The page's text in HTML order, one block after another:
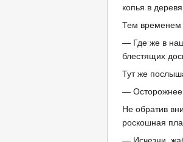
копья в
Тем временем
— Где же в
блестящих
Тут же
— Осторожнее
Не обратив
роскошная